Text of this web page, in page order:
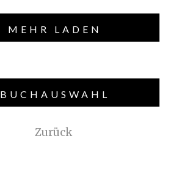
MEHR LADEN
BUCHAUSWAHL
Zurück